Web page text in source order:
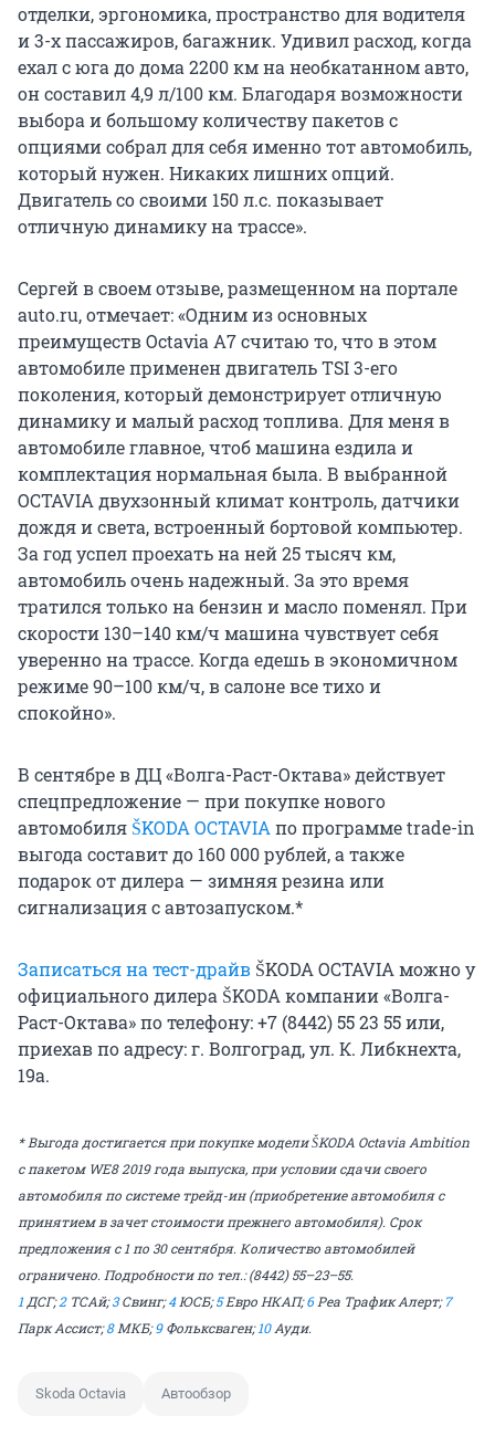
отделки, эргономика, пространство для водителя
и 3-х пассажиров, багажник. Удивил расход, когда
ехал с юга до дома 2200 км на необкатанном авто,
он составил 4,9 л/100 км. Благодаря возможности
выбора и большому количеству пакетов с
опциями собрал для себя именно тот автомобиль,
который нужен. Никаких лишних опций.
Двигатель со своими 150 л.с. показывает
отличную динамику на трассе».
Сергейв своем отзыве, размещенном на портале
auto.ru, отмечает: «Одним из основных
преимуществ Octavia А7 считаю то, что в этом
автомобиле применен двигатель TSI 3-его
поколения, который демонстрирует отличную
динамику и малый расход топлива. Для меня в
автомобиле главное, чтоб машина ездила и
комплектация нормальная была. В выбранной
OCTAVIA двухзонный климат контроль, датчики
дождя и света, встроенный бортовой компьютер.
За год успел проехать на ней 25 тысяч км,
автомобиль очень надежный. За это время
тратился только на бензин и масло поменял. При
скорости 130–140 км/ч машина чувствует себя
уверенно на трассе. Когда едешь в экономичном
режиме 90–100 км/ч, в салоне все тихо и
спокойно».
В сентябре в ДЦ «Волга-Раст-Октава» действует
спецпредложение — при покупке нового
автомобиля ŠKODA OCTAVIA по программе trade-in
выгода составит до 160 000 рублей, а также
подарок от дилера — зимняя резина или
сигнализация с автозапуском.*
Записаться на тест-драйв ŠKODA OCTAVIA можно у
официального дилера ŠKODA компании «Волга-
Раст-Октава» по телефону: +7 (8442) 55 23 55 или,
приехав по адресу: г. Волгоград, ул. К. Либкнехта,
19а.
* Выгода достигается при покупке модели ŠKODA Octavia Ambition
с пакетом WE8 2019 года выпуска, при условии сдачи своего
автомобиля по системе трейд-ин (приобретение автомобиля с
принятием в зачет стоимости прежнего автомобиля). Срок
предложения с 1 по 30 сентября. Количество автомобилей
ограничено. Подробности по тел.: (8442) 55–23–55.
1ДСГ;2ТСАй;3Свинг;4ЮСБ;5Евро НКАП;6Реа Трафик Алерт;7
Парк Ассист;8МКБ;9Фольксваген;10Ауди.
Skoda Octavia Автообзор